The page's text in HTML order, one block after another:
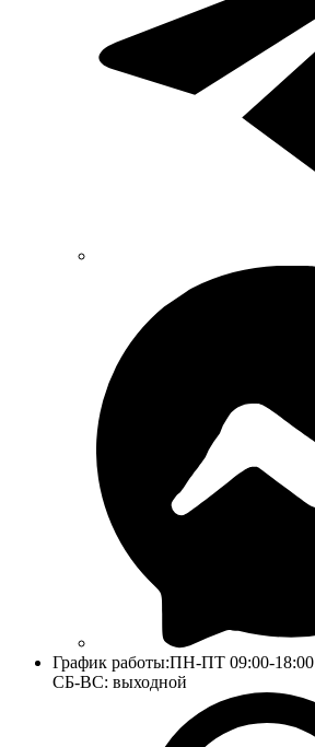
График работы:ПН-ПТ 09:00-18:00
СБ-ВС: выходной